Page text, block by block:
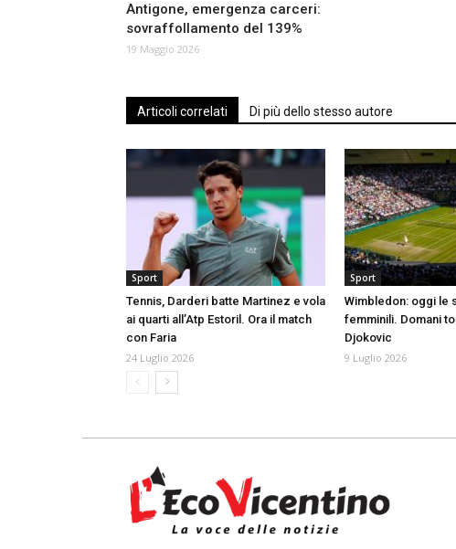
Antigone, emergenza carceri:
sovraffollamento del 139%
19 Maggio 2026
Articoli correlati Di più dello stesso autore
Sport
Tennis, Darderi batte Martinez e vola
ai quarti all’Atp Estoril. Ora il match
con Faria
24 Luglio 2026
Sport
Wimbledon: oggi le
femminili. Domani
Djokovic
9 Luglio 2026